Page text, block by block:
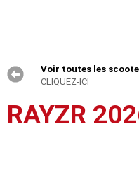
Voir toutes les
CLIQUEZ-ICI
RAYZR